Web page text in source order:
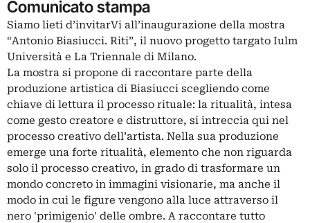
Comunicato stampa
Siamo lieti d’invitarVi all’inaugurazione della mostra
“Antonio Biasiucci. Riti”, il nuovo progetto targato Iulm
Università e La Triennale di Milano.
La mostra si propone di raccontare parte della
produzione artistica di Biasiucci scegliendo come
chiave di lettura il processo rituale: la ritualità, intesa
come gesto creatore e distruttore, si intreccia qui nel
processo creativo dell’artista. Nella sua produzione
emerge una forte ritualità, elemento che non riguarda
solo il processo creativo, in grado di trasformare un
mondo concreto in immagini visionarie, ma anche il
modo in cui le figure vengono alla luce attraverso il
nero 'primigenio' delle ombre. A raccontare tutto